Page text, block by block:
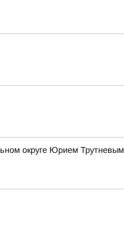
округе Юрием Трутневым